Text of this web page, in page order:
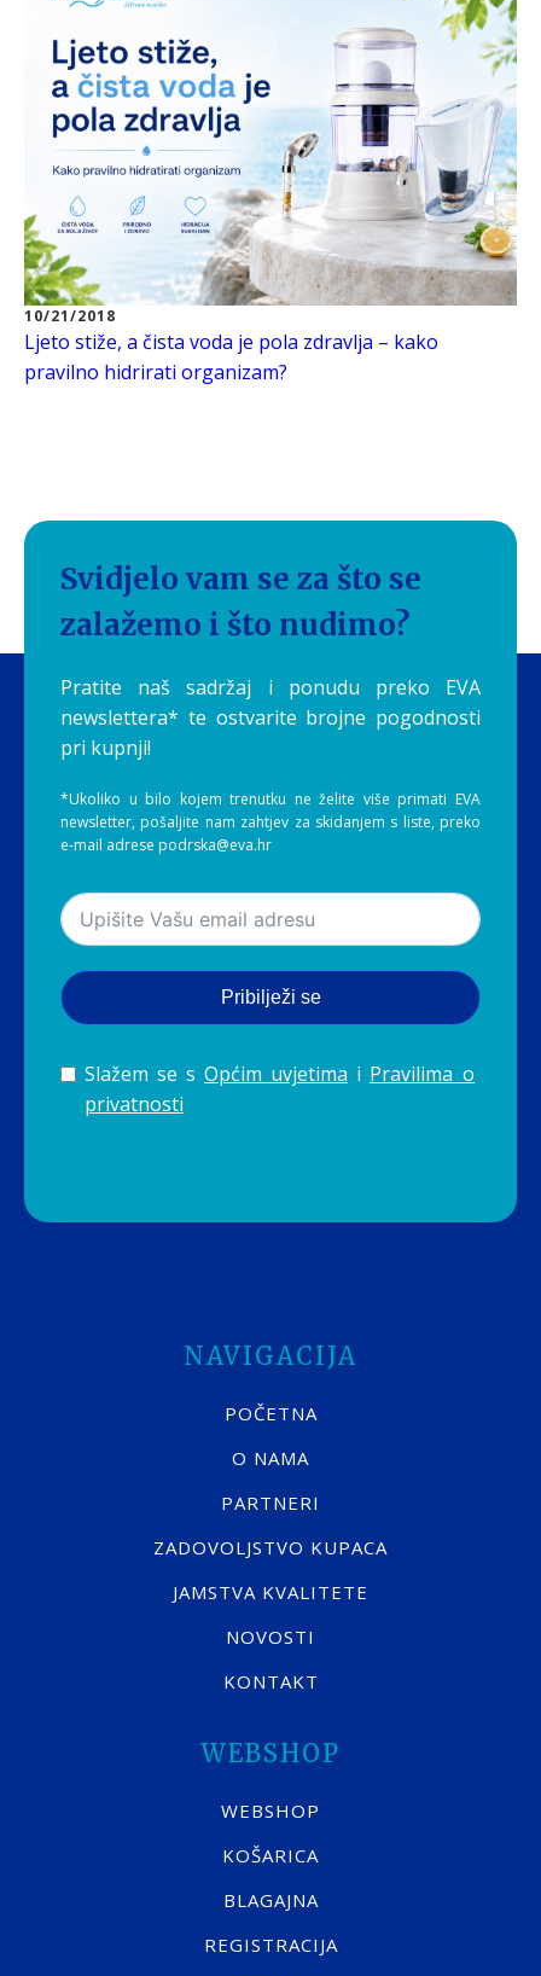
10/21/2018
Ljeto stiže, a čista voda je pola zdravlja – kako
pravilno hidrirati organizam?
Svidjelo vam se za što se
zalažemo i što nudimo?
Pratite naš sadržaj i ponudu preko EVA
newslettera* te ostvarite brojne pogodnosti
pri kupnji!
*Ukoliko u bilo kojem trenutku ne želite više primati EVA
newsletter, pošaljite nam zahtjev za skidanjem s liste, preko
e-mail adrese podrska@eva.hr
Pribilježi se
Slažem se s Općim uvjetima i Pravilima o
privatnosti
NAVIGACIJA
POČETNA
O NAMA
PARTNERI
ZADOVOLJSTVO KUPACA
JAMSTVA KVALITETE
NOVOSTI
KONTAKT
WEBSHOP
WEBSHOP
KOŠARICA
BLAGAJNA
REGISTRACIJA